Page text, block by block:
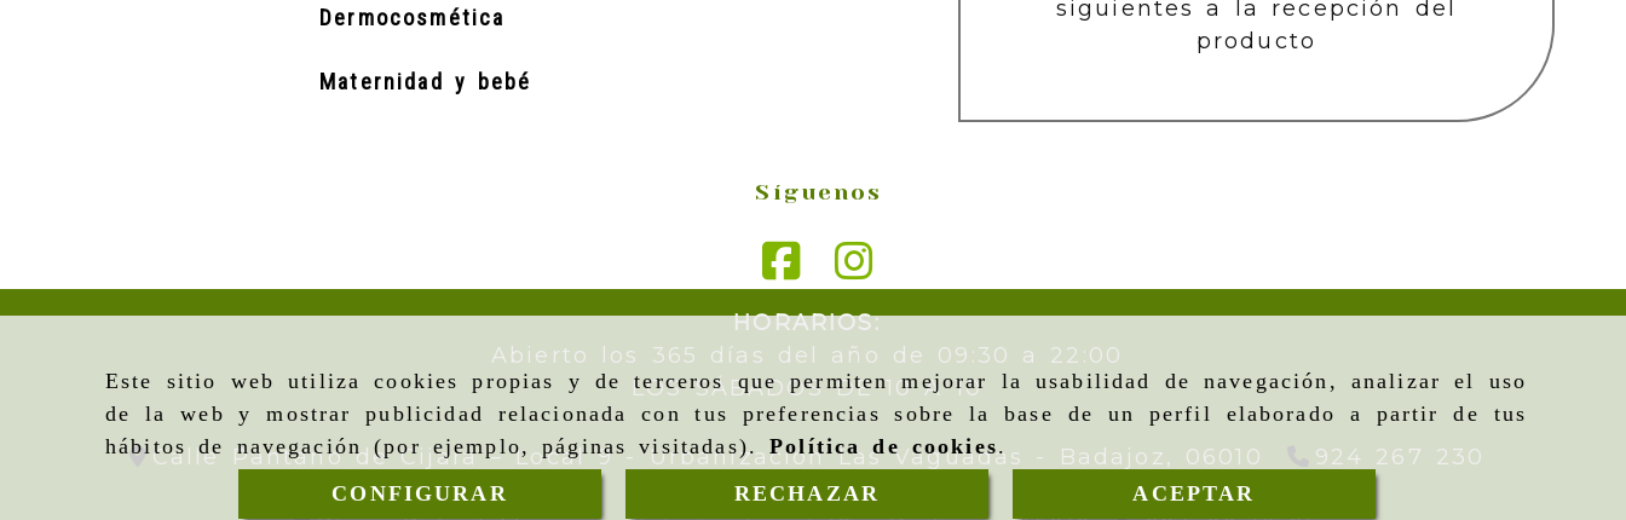
Este sitio web utiliza cookies propias y de terceros que permiten mejorar la usabilidad de navegación, analizar el uso
de la web y mostrar publicidad relacionada con tus preferencias sobre la base de un perfil elaborado a partir de tus
hábitos de navegación (por ejemplo, páginas visitadas).Política de cookies.
CONFIGURAR
RECHAZAR ACEPTAR
Dermocosmética
Maternidad y bebé
siguientes a la recepción del
producto
Síguenos
HORARIOS:
Abierto los 365 días del año de 09:30 a 22:00
LOS SÁBADOS DE 10 A 10
Calle Pantano de Cijara – Local 9 - Urbanización Las Vaguadas - Badajoz, 06010 924 267 230